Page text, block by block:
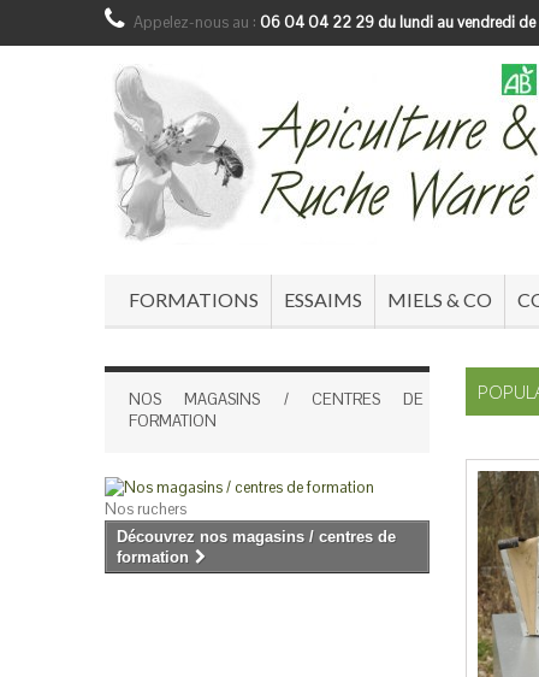
Appelez-nous au : 06 04 04 22 29 du lundi au vendredi de
FORMATIONS ESSAIMS MIELS & CO
NOS MAGASINS / CENTRES DE
FORMATION
Nos ruchers
Découvrez nos magasins / centres de
formation